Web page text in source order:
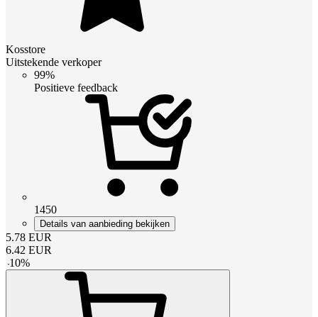
Kosstore
Uitstekende verkoper
99%
Positieve feedback
1450
Details van aanbieding bekijken
5.78 EUR
6.42 EUR
-10%